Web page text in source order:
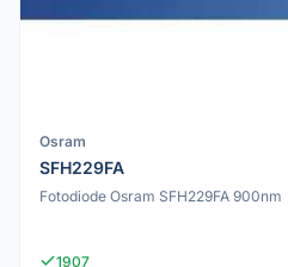
Osram
SFH229FA
Fotodiode Osram SFH229FA 900nm
1907